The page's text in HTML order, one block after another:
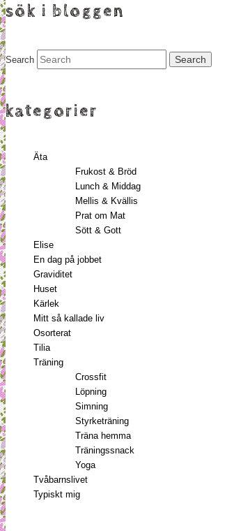
sök i bloggen
Search
kategorier
Äta
Frukost & Bröd
Lunch & Middag
Mellis & Kvällis
Prat om Mat
Sött & Gott
Elise
En dag på jobbet
Graviditet
Huset
Kärlek
Mitt så kallade liv
Osorterat
Tilia
Träning
Crossfit
Löpning
Simning
Styrketräning
Träna hemma
Träningssnack
Yoga
Tvåbarnslivet
Typiskt mig